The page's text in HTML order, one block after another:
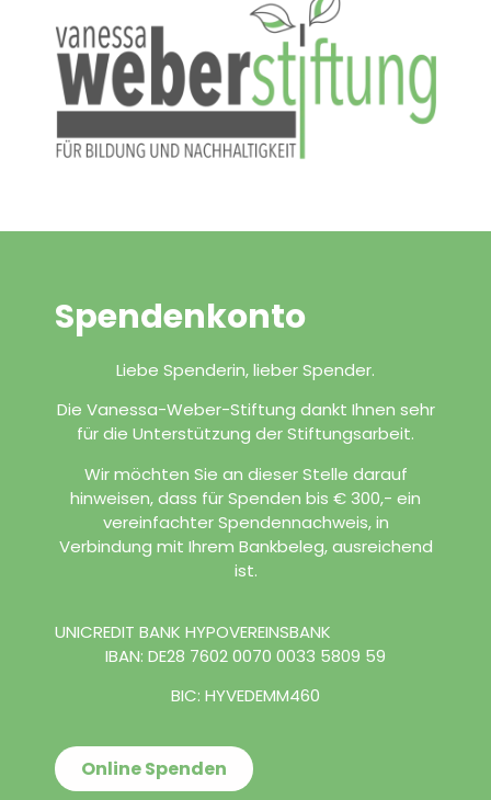
Spendenkonto
Liebe Spenderin, lieber Spender.
Die Vanessa-Weber-Stiftung dankt Ihnen sehr
für die Unterstützung der Stiftungsarbeit.
Wir möchten Sie an dieser Stelle darauf
hinweisen, dass für Spenden bis € 300,- ein
vereinfachter Spendennachweis, in
Verbindung mit Ihrem Bankbeleg, ausreichend
ist.
UNICREDIT BANK HYPOVEREINSBANK
IBAN: DE28 7602 0070 0033 5809 59
BIC: HYVEDEMM460
Online Spenden